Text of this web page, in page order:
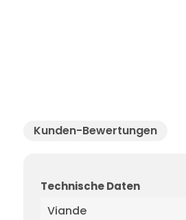
Kunden-Bewertungen
Technische Daten
Viande